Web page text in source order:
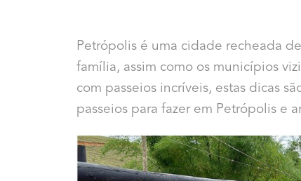
Petrópolis é uma cidade recheada
família, assim como os municípios
com passeios incríveis, estas dicas
passeios para fazer em Petrópolis e